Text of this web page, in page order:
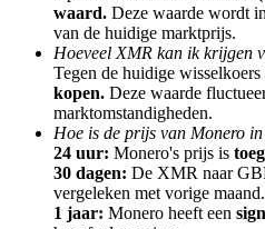
Doorverwijzing
Nodig een vriend uit om
Deposit CASHCAT & Win
waard. Deze waarde wordt
van de huidige marktprijs.
Hoeveel XMR kan ik krijgen
Tegen de huidige wisselkoers
kopen. Deze waarde
marktomstandigheden.
Hoe is de prijs van Monero
24 uur: Monero's prijs is
30 dagen: De XMR naar
vergeleken met vorige maand.
1 jaar: Monero heeft een